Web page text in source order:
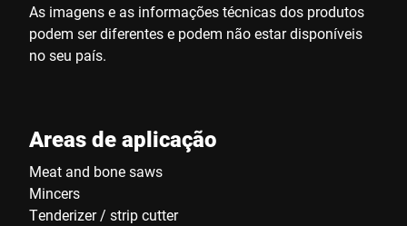
As imagens e as informações técnicas dos produtos
podem ser diferentes e podem não estar disponíveis
no seu país.
Areas de aplicação
Meat and bone saws
Mincers
Tenderizer / strip cutter